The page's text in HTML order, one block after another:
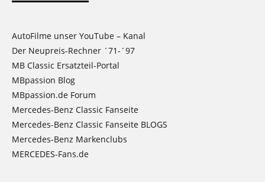
AutoFilme unser YouTube – Kanal
Der Neupreis-Rechner ´71-´97
MB Classic Ersatzteil-Portal
MBpassion Blog
MBpassion.de Forum
Mercedes-Benz Classic Fanseite
Mercedes-Benz Classic Fanseite BLOGS
Mercedes-Benz Markenclubs
MERCEDES-Fans.de